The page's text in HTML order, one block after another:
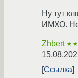
Ну тут
ИМХО. Не
Zhbert
Ссылка